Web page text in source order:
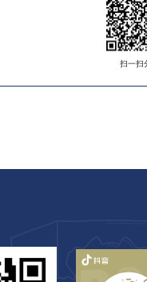
扫一扫